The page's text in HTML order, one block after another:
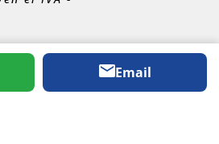
Email